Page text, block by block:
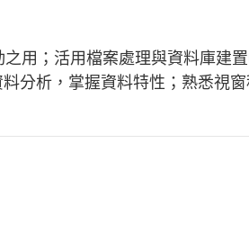
用；活用檔案處理與資料庫建
分析，掌握資料特性；熟悉視